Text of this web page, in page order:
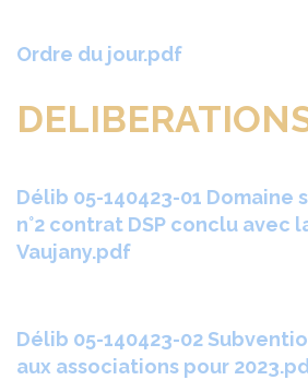
Ordre du jour.pdf
Délib 05-140423-01 Domaine
n°2 contrat DSP conclu avec
Vaujany.pdf
Délib 05-140423-02
aux associations pour